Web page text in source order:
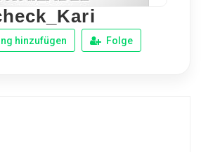
hinzufügen Folge